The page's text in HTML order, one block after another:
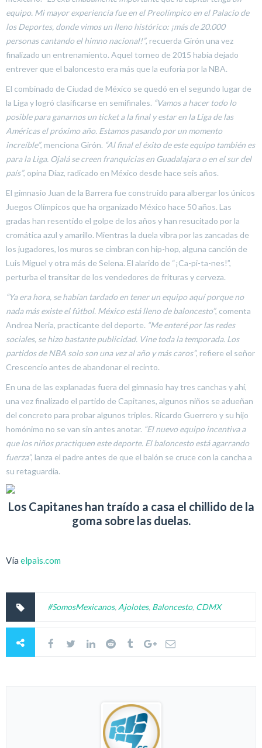
equipo. Mi mayor experiencia fue en el Preolímpico en el Palacio de
los Deportes, donde vimos un lleno histórico: ¡más de 20.000
personas cantando el himno nacional!”, recuerda Girón una vez
finalizado un entrenamiento. Aquel torneo de 2015 había dejado
entrever que el baloncesto era más que la euforia por la NBA.
El combinado de Ciudad de México se quedó en el segundo lugar de
la Liga y logró clasificarse en semifinales. “Vamos a hacer todo lo
posible para ganarnos un ticket a la final y estar en la Liga de las
Américas el próximo año. Estamos pasando por un momento
increíble”, menciona Girón. “Al final el éxito de este equipo también es
para la Liga. Ojalá se creen franquicias en Guadalajara o en el sur del
país”, opina Díaz, radicado en México desde hace seis años.
El gimnasio Juan de la Barrera fue construido para albergar los únicos
Juegos Olímpicos que ha organizado México hace 50 años. Las
gradas han resentido el golpe de los años y han resucitado por la
cromática azul y amarillo. Mientras la duela vibra por las zancadas de
los jugadores, los muros se cimbran con hip-hop, alguna canción de
Luis Miguel y otra más de Selena. El alarido de “¡Ca-pi-ta-nes!”,
perturba el transitar de los vendedores de frituras y cerveza.
“Ya era hora, se habían tardado en tener un equipo aquí porque no
nada más existe el fútbol. México está lleno de baloncesto”, comenta
Andrea Neria, practicante del deporte. “Me enteré por las redes
sociales, se hizo bastante publicidad. Vine toda la temporada. Los
partidos de NBA solo son una vez al año y más caros”, refiere el señor
Crescencio antes de abandonar el recinto.
En una de las explanadas fuera del gimnasio hay tres canchas y ahí,
una vez finalizado el partido de Capitanes, algunos niños se adueñan
del concreto para probar algunos triples. Ricardo Guerrero y su hijo
homónimo no se van sin antes anotar. “El nuevo equipo incentiva a
que los niños practiquen este deporte. El baloncesto está agarrando
fuerza”, lanza el padre antes de que el balón se cruce con la cancha a
su retaguardia.
Los Capitanes han traído a casa el chillido de la
goma sobre las duelas.
Vía elpais.com
#SomosMexicanos, Ajolotes, Baloncesto, CDMX